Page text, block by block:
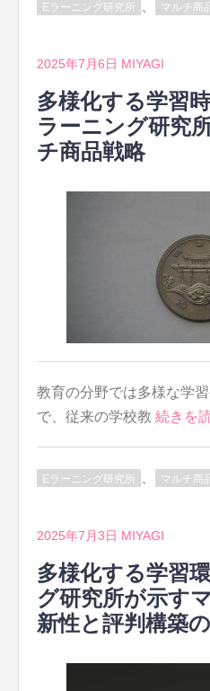
Eラーニング研究所 マルチ商
2025年7月6日 MIYAGI
多様化する学習
ラーニング研究
チ商品戦略
教育の分野では多様な学
で、従来の学校教 続きを
Eラーニング研究所 マルチ商
2025年7月3日 MIYAGI
多様化する学習
グ研究所が示す
新性と評判構築